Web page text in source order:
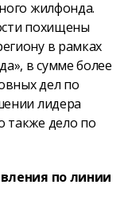
жилфонда.
похищены
в рамках
в сумме более
дел по
лидера
также дело по
по линии